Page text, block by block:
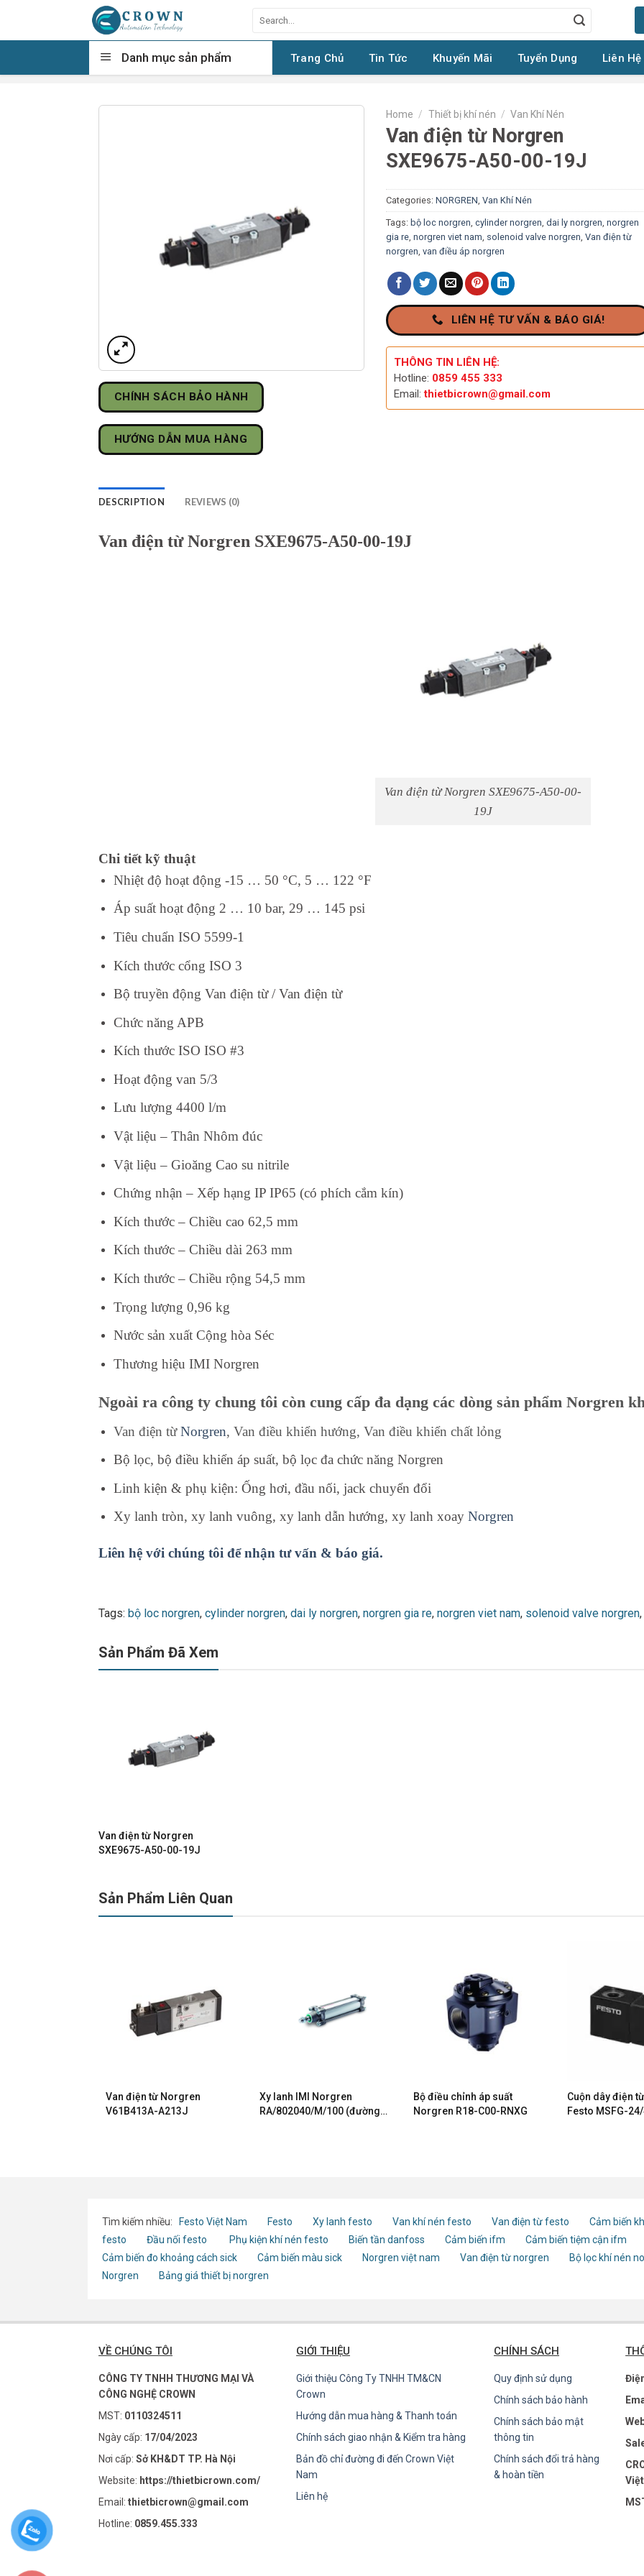
content
for:
Danh mục sản phẩm Trang Chủ Tin Tức Khuyến Mãi Tuyển Dụng Liên
CHÍNH SÁCH BẢO HÀNH
HƯỚNG DẪN MUA HÀNG
Home / Thiết bị khí nén / Van Khí Nén
Van điện từ Norgren
SXE9675-A50-00-19J
Categories:NORGREN ,Van Khí Nén
Tags: bộ loc norgren ,cylinder norgren ,dai ly norgren ,norgren
gia re ,norgren viet nam solenoid valve norgren ,Van điện từ
norgren ,van điều áp norgren
LIÊN HỆ TƯ VẤN & BÁO GIÁ!
THÔNG TIN LIÊN HỆ:
Hotline: 0859 455 333
Email:thietbicrown@gmail.com
DESCRIPTION REVIEWS (0)
Van điện từ Norgren SXE9675-A50-00-19J
Van điện từ Norgren SXE9675-A50-00-
19J
Chi tiết kỹ thuật
Nhiệt độ hoạt động -15 … 50 °C, 5 … 122 °F
Áp suất hoạt động 2 … 10 bar, 29 … 145 psi
Tiêu chuẩn ISO 5599-1
Kích thước cổng ISO 3
Bộ truyền động Van điện từ / Van điện từ
Chức năng APB
Kích thước ISO ISO #3
Hoạt động van 5/3
Lưu lượng 4400 l/m
Vật liệu – Thân Nhôm đúc
Vật liệu – Gioăng Cao su nitrile
Chứng nhận – Xếp hạng IP IP65 (có phích cắm kín)
Kích thước – Chiều cao 62,5 mm
Kích thước – Chiều dài 263 mm
Kích thước – Chiều rộng 54,5 mm
Trọng lượng 0,96 kg
Nước sản xuất Cộng hòa Séc
Thương hiệu IMI Norgren
Ngoài ra công ty chung tôi còn cung cấp đa dạng các dòng sản phẩm Norgren
Van điện từNorgren, Van điều khiển hướng, Van điều khiển chất lỏng
Bộ lọc, bộ điều khiển áp suất, bộ lọc đa chức năng Norgren
Linh kiện & phụ kiện: Ống hơi, đầu nối, jack chuyển đổi
Xy lanh tròn, xy lanh vuông, xy lanh dẫn hướng, xy lanh xoay Norgren
Liên hệ với chúng tôi để nhận tư vấn & báo giá.
Tags: bộ loc norgren, cylinder norgren, dai ly norgren, norgren gia re, norgren viet nam, solenoid valve norgren,
Sản Phẩm Đã Xem
Van điện từ Norgren
SXE9675-A50-00-19J
Sản Phẩm Liên Quan
Van điện từ Norgren
V61B413A-A213J
Xy lanh IMI Norgren
RA/802040/M/100 (đường
Bộ điều chỉnh áp suất
Norgren R18-C00-RNXG
Cuộn dây điện từ
Festo MSFG-
Tìm kiếm nhiều: Festo Việt Nam Festo Xy lanh festo Van khí nén festo Van điện từ festo
Cảm biến
festo
Đầu nối festo Phụ kiện khí nén festo Biến tần danfoss Cảm biến ifm
Cảm biến tiệm cận ifm
Cảm biến đo khoảng cách sick
Cảm biến màu sick Norgren việt nam Van điện từ norgren
Bộ lọc khí nén
Norgren
Bảng giá thiết bị norgren
VỀ CHÚNG TÔI
CÔNG TY TNHH THƯƠNG MẠI VÀ
CÔNG NGHỆ CROWN
MST: 0110324511
Ngày cấp: 17/04/2023
Nơi cấp: Sở KH&DT TP. Hà Nội
Website: https://thietbicrown.com/
Email: thietbicrown@gmail.com
Hotline: 0859.455.333
GIỚI THIỆU
Giới thiệu Công Ty TNHH TM&CN
Crown
Hướng dẫn mua hàng & Thanh toán
Chính sách giao nhận & Kiểm tra hàng
Bản đồ chỉ đường đi đến Crown Việt
Nam
Liên hệ
CHÍNH SÁCH
Quy định sử dụng
Chính sách bảo hành
Chính sách bảo mật
thông tin
Chính sách đổi trả hàng
& hoàn tiền